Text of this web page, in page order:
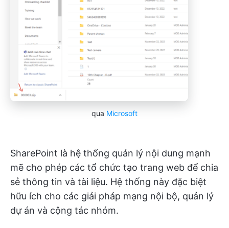
qua Microsoft
SharePoint là hệ thống quản lý nội dung mạnh
mẽ cho phép các tổ chức tạo trang web để chia
sẻ thông tin và tài liệu. Hệ thống này đặc biệt
hữu ích cho các giải pháp mạng nội bộ, quản lý
dự án và cộng tác nhóm.